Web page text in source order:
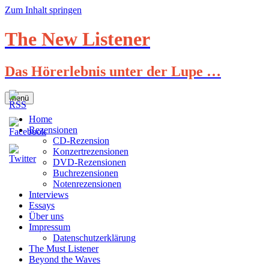
Zum Inhalt springen
The New Listener
Das Hörerlebnis unter der Lupe …
Menü
Home
Rezensionen
CD-Rezension
Konzertrezensionen
DVD-Rezensionen
Buchrezensionen
Notenrezensionen
Interviews
Essays
Über uns
Impressum
Datenschutzerklärung
The Must Listener
Beyond the Waves